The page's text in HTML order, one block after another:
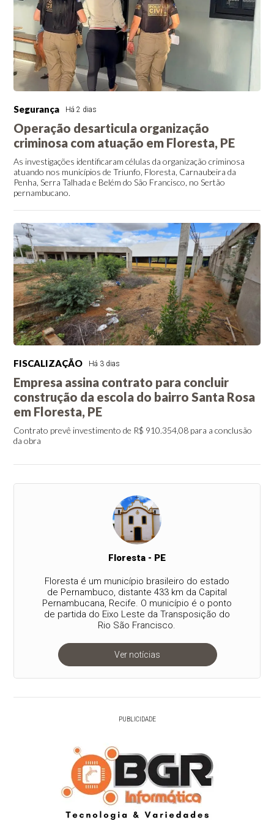
Segurança Há 2 dias
Operação desarticula organização
criminosa com atuação em Floresta, PE
As investigações identificaram células da organização criminosa
atuando nos municípios de Triunfo, Floresta, Carnaubeira da
Penha, Serra Talhada e Belém do São Francisco, no Sertão
pernambucano.
FISCALIZAÇÃO Há 3 dias
Empresa assina contrato para concluir
construção da escola do bairro Santa Rosa
em Floresta, PE
Contrato prevê investimento de R$ 910.354,08 para a conclusão
da obra
Floresta - PE
Floresta é um município brasileiro do estado
de Pernambuco, distante 433 km da Capital
Pernambucana, Recife. O município é o ponto
de partida do Eixo Leste da Transposição do
Rio São Francisco.
Ver notícias
PUBLICIDADE